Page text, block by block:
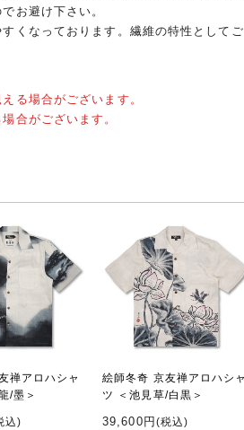
お避け下さい。
すくなっております。繊維の特性として
る場合がございます。
合がございます。
禅アロハシャ
/墨＞
込)
絵師冬奇 京友禅アロハシャ
ツ ＜池見草/白黒＞
39,600円 (税込)